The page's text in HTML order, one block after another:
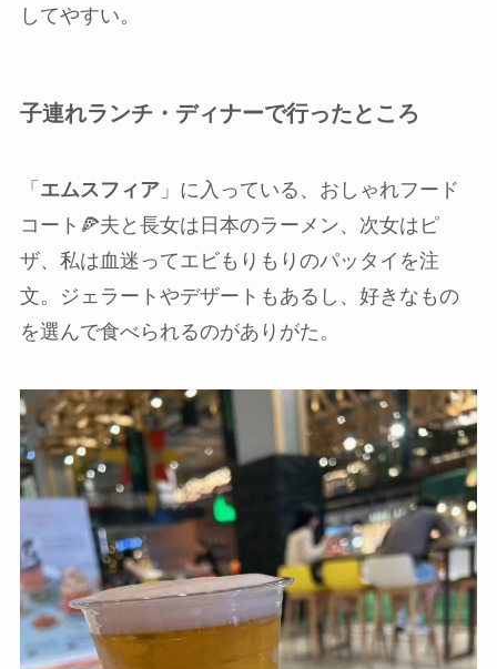
してやすい。
子連れランチ・ディナーで行ったところ
「 エムスフィア」に入っている、おしゃれフード
コート🍕夫と長女は日本のラーメン、次女はピ
ザ、私は血迷ってエビもりもりのパッタイを注
文。ジェラートやデザートもあるし、好きなもの
を選んで食べられるのがありがた。